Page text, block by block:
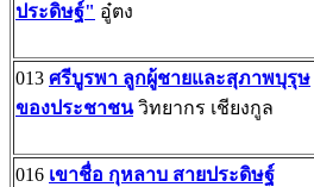
ประดิษฐ์" อู๋ตง
013 ศรีบูรพา ลูกผู้ชายและสุภาพบุรุษ
ของประชาชนวิทยากร เชียงกูล
016 เขาชื่อ กุหลาบ สายประดิษฐ์